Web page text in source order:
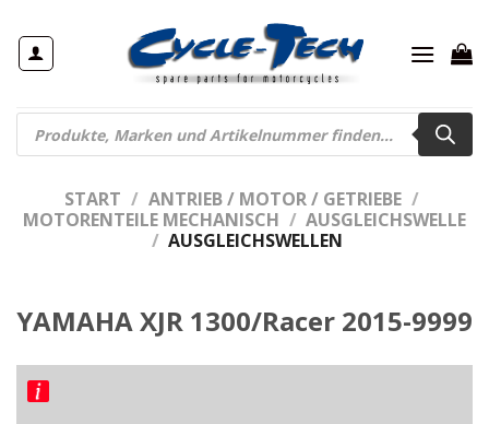
Inhalt
springen
Products
search
START / ANTRIEB / MOTOR / GETRIEBE /
MOTORENTEILE MECHANISCH / AUSGLEICHSWELLE
/ AUSGLEICHSWELLEN
YAMAHA XJR 1300/Racer 2015-9999